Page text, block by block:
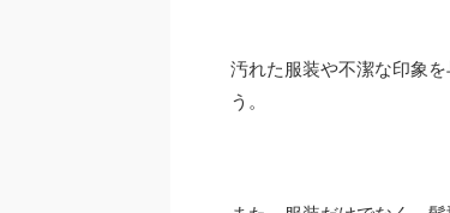
汚れた服装や不潔な印象
う。